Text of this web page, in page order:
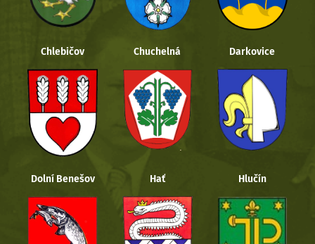
Chlebičov Chuchelná Darkovice
Dolní Benešov Hať Hlučín